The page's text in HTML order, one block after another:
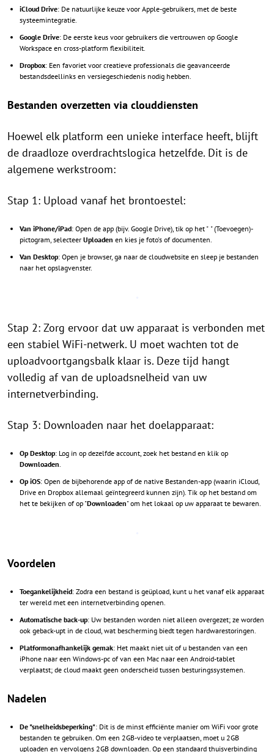
iCloud Drive: De natuurlijke keuze voor Apple-gebruikers, met de beste
systeemintegratie.
Google Drive: De eerste keus voor gebruikers die vertrouwen op Google
Workspace en cross-platform flexibiliteit.
Dropbox: Een favoriet voor creatieve professionals die geavanceerde
bestandsdeellinks en versiegeschiedenis nodig hebben.
Bestanden overzetten via clouddiensten
Hoewel elk platform een unieke interface heeft, blijft
de draadloze overdrachtslogica hetzelfde. Dit is de
algemene werkstroom:
Stap 1: Upload vanaf het brontoestel:
Van iPhone/iPad: Open de app (bijv. Google Drive), tik op het " " (Toevoegen)-
pictogram, selecteer Uploaden en kies je foto's of documenten.
Van Desktop: Open je browser, ga naar de cloudwebsite en sleep je bestanden
naar het opslagvenster.
Stap 2: Zorg ervoor dat uw apparaat is verbonden met
een stabiel WiFi-netwerk. U moet wachten tot de
uploadvoortgangsbalk klaar is. Deze tijd hangt
volledig af van de uploadsnelheid van uw
internetverbinding.
Stap 3: Downloaden naar het doelapparaat:
Op Desktop: Log in op dezelfde account, zoek het bestand en klik op
Downloaden.
Op iOS: Open de bijbehorende app of de native Bestanden-app (waarin iCloud,
Drive en Dropbox allemaal geïntegreerd kunnen zijn). Tik op het bestand om
het te bekijken of op "Downloaden" om het lokaal op uw apparaat te bewaren.
Voordelen
Toegankelijkheid: Zodra een bestand is geüpload, kunt u het vanaf elk apparaat
ter wereld met een internetverbinding openen.
Automatische back-up: Uw bestanden worden niet alleen overgezet; ze worden
ook geback-upt in de cloud, wat bescherming biedt tegen hardwarestoringen.
Platformonafhankelijk gemak: Het maakt niet uit of u bestanden van een
iPhone naar een Windows-pc of van een Mac naar een Android-tablet
verplaatst; de cloud maakt geen onderscheid tussen besturingssystemen.
Nadelen
De "snelheidsbeperking": Dit is de minst efficiënte manier om WiFi voor grote
bestanden te gebruiken. Om een 2GB-video te verplaatsen, moet u 2GB
uploaden en vervolgens 2GB downloaden. Op een standaard thuisverbinding